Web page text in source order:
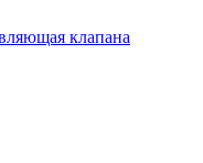
клапана